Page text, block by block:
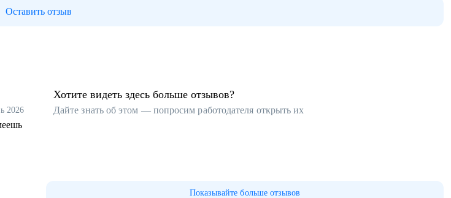
Оставить отзыв
2026
Хотите видеть здесь больше отзывов?
Дайте знать об этом — попросим работодателя открыть их
Показывайте больше отзывов